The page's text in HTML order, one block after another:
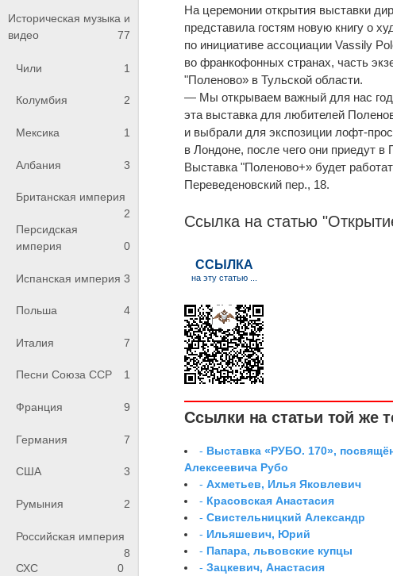
Историческая музыка и
видео
77
Чили 1
Колумбия 2
Мексика 1
Албания 3
Британская империя
2
Персидская
империя
0
Испанская империя 3
Польша 4
Италия 7
Песни Союза ССР 1
Франция 9
Германия 7
США 3
Румыния 2
Российская империя
8
СХС
0
На церемонии открытия выставки
представила гостям новую книгу о
по инициативе ассоциации Vassily
во франкофонных странах, часть
"Поленово» в Тульской области.
— Мы открываем важный для нас год,
эта выставка для любителей
и выбрали для экспозиции лофт-
в Лондоне, после чего они приедут
Выставка "Поленово+» будет
Переведеновский пер., 18.
Ссылка на статью
Ссылки на статьи той же
- Выставка «РУБО. 170»,
Алексеевича Рубо
-Ахметьев, Илья Яковлевич
- Красовская Анастасия
-Свистельницкий Александр
- Ильяшевич, Юрий
- Папара, львовские купцы
-Зацкевич, Анастасия